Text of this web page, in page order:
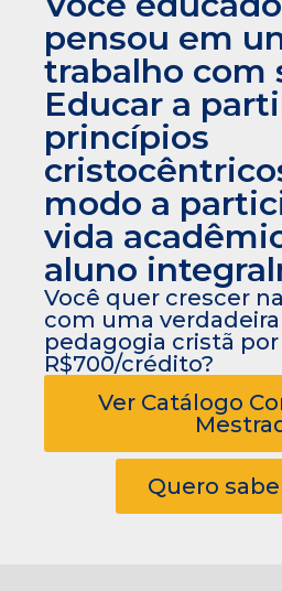
pensou em
trabalho com
Educar a
princípios
modo a
vida
aluno
Você quer crescer
com uma
pedagogia cristã
R$700/crédito?
Ver Catálogo
Quero